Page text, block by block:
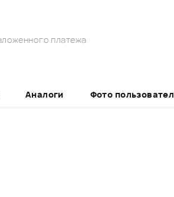
платежа
Аналоги Фото